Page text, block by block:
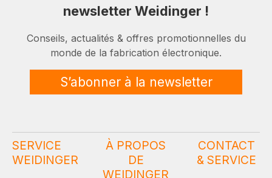
newsletter Weidinger !
Conseils, actualités & offres promotionnelles du
monde de la fabrication électronique.
S’abonner à la newsletter
SERVICE
WEIDINGER
À PROPOS
DE
WEIDINGER
CONTACT
& SERVICE